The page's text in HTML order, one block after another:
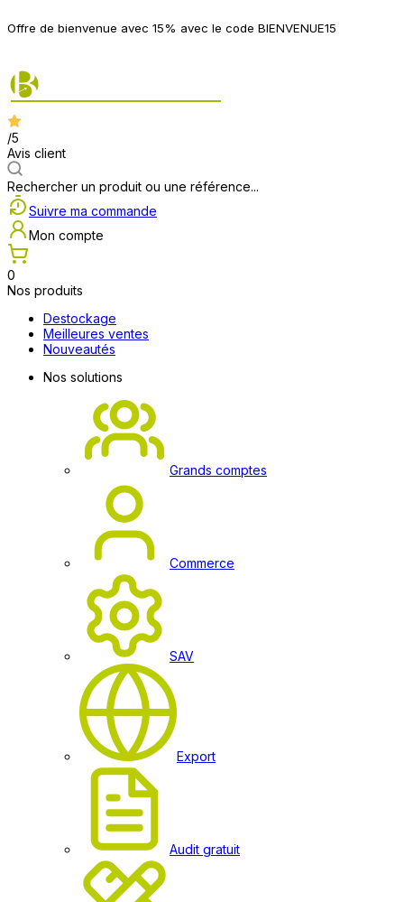
Offre de bienvenue avec 15% avec le code BIENVENUE15
/5
Avis client
Rechercher un produit ou une référence...
Suivre ma commande
Mon compte
0
Nos produits
Destockage
Meilleures ventes
Nouveautés
Nos solutions
Grands comptes
Commerce
SAV
Export
Audit gratuit